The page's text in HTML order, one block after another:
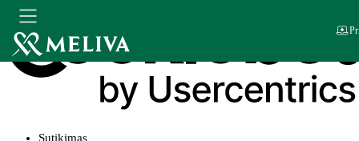
Sutikimas